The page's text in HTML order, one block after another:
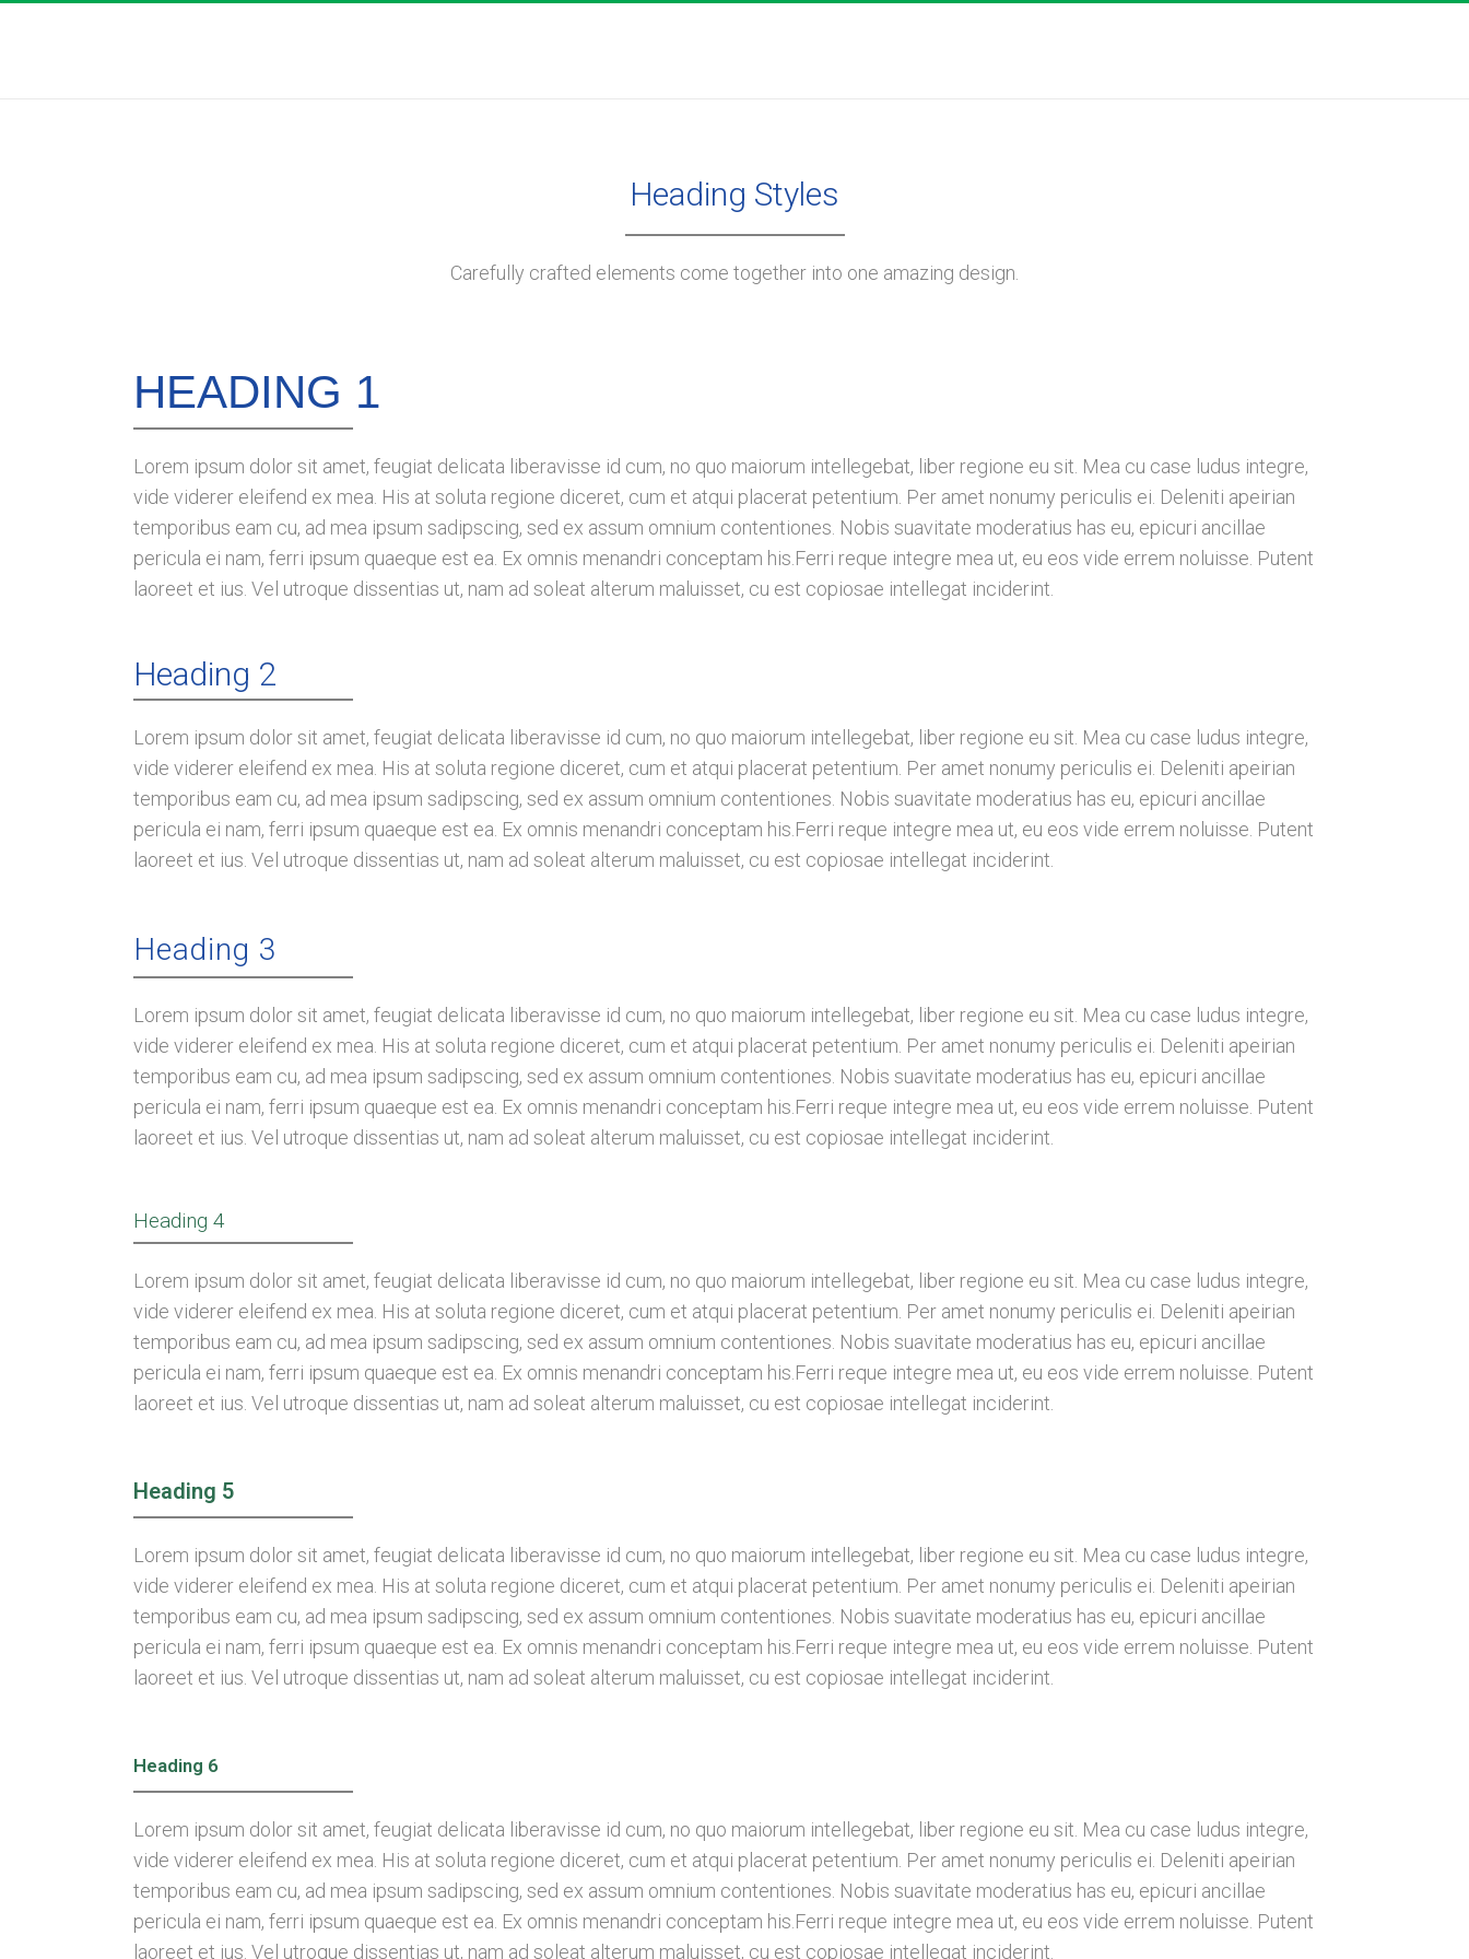
Heading Styles
Carefully crafted elements come together into one amazing design.
HEADING 1
Lorem ipsum dolor sit amet, feugiat delicata liberavisse id cum, no quo maiorum intellegebat, liber regione eu sit. Mea cu case ludus integre,
vide viderer eleifend ex mea. His at soluta regione diceret, cum et atqui placerat petentium. Per amet nonumy periculis ei. Deleniti apeirian
temporibus eam cu, ad mea ipsum sadipscing, sed ex assum omnium contentiones. Nobis suavitate moderatius has eu, epicuri ancillae
pericula ei nam, ferri ipsum quaeque est ea. Ex omnis menandri conceptam his.Ferri reque integre mea ut, eu eos vide errem noluisse. Putent
laoreet et ius. Vel utroque dissentias ut, nam ad soleat alterum maluisset, cu est copiosae intellegat inciderint.
Heading 2
Lorem ipsum dolor sit amet, feugiat delicata liberavisse id cum, no quo maiorum intellegebat, liber regione eu sit. Mea cu case ludus integre,
vide viderer eleifend ex mea. His at soluta regione diceret, cum et atqui placerat petentium. Per amet nonumy periculis ei. Deleniti apeirian
temporibus eam cu, ad mea ipsum sadipscing, sed ex assum omnium contentiones. Nobis suavitate moderatius has eu, epicuri ancillae
pericula ei nam, ferri ipsum quaeque est ea. Ex omnis menandri conceptam his.Ferri reque integre mea ut, eu eos vide errem noluisse. Putent
laoreet et ius. Vel utroque dissentias ut, nam ad soleat alterum maluisset, cu est copiosae intellegat inciderint.
Heading 3
Lorem ipsum dolor sit amet, feugiat delicata liberavisse id cum, no quo maiorum intellegebat, liber regione eu sit. Mea cu case ludus integre,
vide viderer eleifend ex mea. His at soluta regione diceret, cum et atqui placerat petentium. Per amet nonumy periculis ei. Deleniti apeirian
temporibus eam cu, ad mea ipsum sadipscing, sed ex assum omnium contentiones. Nobis suavitate moderatius has eu, epicuri ancillae
pericula ei nam, ferri ipsum quaeque est ea. Ex omnis menandri conceptam his.Ferri reque integre mea ut, eu eos vide errem noluisse. Putent
laoreet et ius. Vel utroque dissentias ut, nam ad soleat alterum maluisset, cu est copiosae intellegat inciderint.
Heading 4
Lorem ipsum dolor sit amet, feugiat delicata liberavisse id cum, no quo maiorum intellegebat, liber regione eu sit. Mea cu case ludus integre,
vide viderer eleifend ex mea. His at soluta regione diceret, cum et atqui placerat petentium. Per amet nonumy periculis ei. Deleniti apeirian
temporibus eam cu, ad mea ipsum sadipscing, sed ex assum omnium contentiones. Nobis suavitate moderatius has eu, epicuri ancillae
pericula ei nam, ferri ipsum quaeque est ea. Ex omnis menandri conceptam his.Ferri reque integre mea ut, eu eos vide errem noluisse. Putent
laoreet et ius. Vel utroque dissentias ut, nam ad soleat alterum maluisset, cu est copiosae intellegat inciderint.
Heading 5
Lorem ipsum dolor sit amet, feugiat delicata liberavisse id cum, no quo maiorum intellegebat, liber regione eu sit. Mea cu case ludus integre,
vide viderer eleifend ex mea. His at soluta regione diceret, cum et atqui placerat petentium. Per amet nonumy periculis ei. Deleniti apeirian
temporibus eam cu, ad mea ipsum sadipscing, sed ex assum omnium contentiones. Nobis suavitate moderatius has eu, epicuri ancillae
pericula ei nam, ferri ipsum quaeque est ea. Ex omnis menandri conceptam his.Ferri reque integre mea ut, eu eos vide errem noluisse. Putent
laoreet et ius. Vel utroque dissentias ut, nam ad soleat alterum maluisset, cu est copiosae intellegat inciderint.
Heading 6
Lorem ipsum dolor sit amet, feugiat delicata liberavisse id cum, no quo maiorum intellegebat, liber regione eu sit. Mea cu case ludus integre,
vide viderer eleifend ex mea. His at soluta regione diceret, cum et atqui placerat petentium. Per amet nonumy periculis ei. Deleniti apeirian
temporibus eam cu, ad mea ipsum sadipscing, sed ex assum omnium contentiones. Nobis suavitate moderatius has eu, epicuri ancillae
pericula ei nam, ferri ipsum quaeque est ea. Ex omnis menandri conceptam his.Ferri reque integre mea ut, eu eos vide errem noluisse. Putent
laoreet et ius. Vel utroque dissentias ut, nam ad soleat alterum maluisset, cu est copiosae intellegat inciderint.
Believe Big Institute Of Health
OPPORTUNITY AND AN
INVITATION TO HEAL